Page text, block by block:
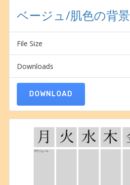
ベージュ/肌色の背景
File Size
Downloads
DOWNLOAD